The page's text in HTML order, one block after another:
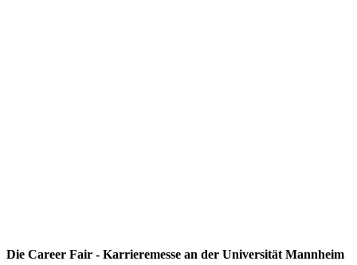
Die Career Fair - Karrieremesse an der Universität Mannheim